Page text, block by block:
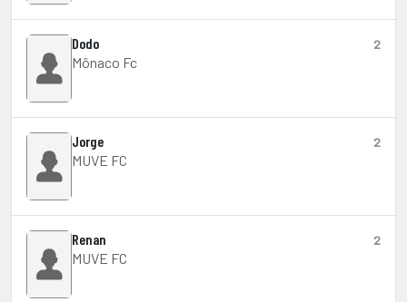
Dodo
Mônaco Fc
2
Jorge
MUVE FC
2
Renan
MUVE FC
2